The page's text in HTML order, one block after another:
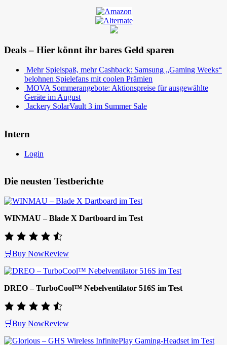
Deals – Hier könnt ihr bares Geld sparen
Mehr Spielspaß, mehr Cashback: Samsung „Gaming Weeks“
belohnen Spielefans mit coolen Prämien
MOVA Sommerangebote: Aktionspreise für ausgewählte
Geräte im August
Jackery SolarVault 3 im Summer Sale
Intern
Login
Die neusten Testberichte
WINMAU – Blade X Dartboard im Test
🛒Buy NowReview
DREO – TurboCool™ Nebelventilator 516S im Test
🛒Buy NowReview